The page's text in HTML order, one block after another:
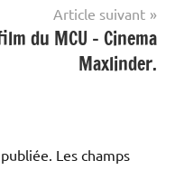
Article suivant
du MCU – Cinema
Maxlinder.
Les champs